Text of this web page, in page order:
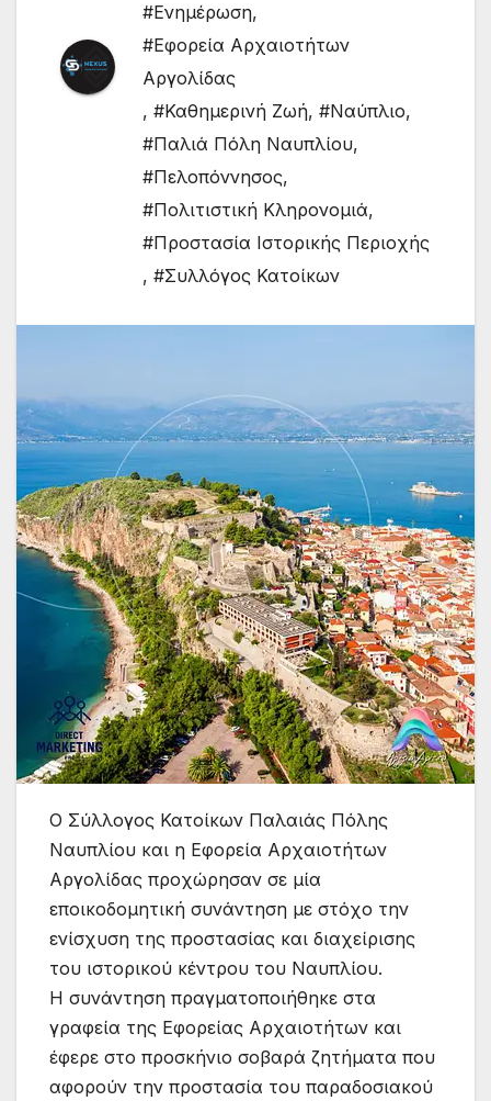
#Ενημέρωση,
#Εφορεία Αρχαιοτήτων
Αργολίδας
, #Καθημερινή Ζωή, #Ναύπλιο,
#Παλιά Πόλη Ναυπλίου,
#Πελοπόννησος,
#Πολιτιστική Κληρονομιά,
#Προστασία Ιστορικής Περιοχής
, #Συλλόγος Κατοίκων
Ο Σύλλογος Κατοίκων Παλαιάς Πόλης
Ναυπλίου και η Εφορεία Αρχαιοτήτων
Αργολίδας προχώρησαν σε μία
εποικοδομητική συνάντηση με στόχο την
ενίσχυση της προστασίας και διαχείρισης
του ιστορικού κέντρου του Ναυπλίου.
Η συνάντηση πραγματοποιήθηκε στα
γραφεία της Εφορείας Αρχαιοτήτων και
έφερε στο προσκήνιο σοβαρά ζητήματα που
αφορούν την προστασία του παραδοσιακού